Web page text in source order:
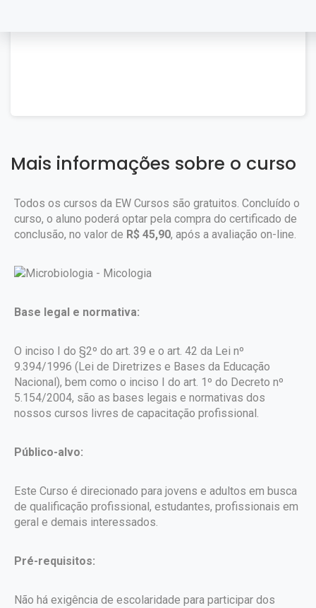
Mais informações sobre o curso
Todos os cursos da EW Cursos são gratuitos. Concluído o
curso, o aluno poderá optar pela compra do certificado de
conclusão, no valor de R$ 45,90, após a avaliação on-line.
Base legal e normativa:
O inciso I do §2º do art. 39 e o art. 42 da Lei nº
9.394/1996 (Lei de Diretrizes e Bases da Educação
Nacional), bem como o inciso I do art. 1º do Decreto nº
5.154/2004, são as bases legais e normativas dos
nossos cursos livres de capacitação profissional.
Público-alvo:
Este Curso é direcionado para jovens e adultos em busca
de qualificação profissional, estudantes, profissionais em
geral e demais interessados.
Pré-requisitos:
Não há exigência de escolaridade para participar dos